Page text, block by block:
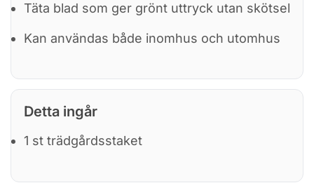
Täta blad som ger grönt uttryck utan skötsel
Kan användas både inomhus och utomhus
Detta ingår
1 st trädgårdsstaket